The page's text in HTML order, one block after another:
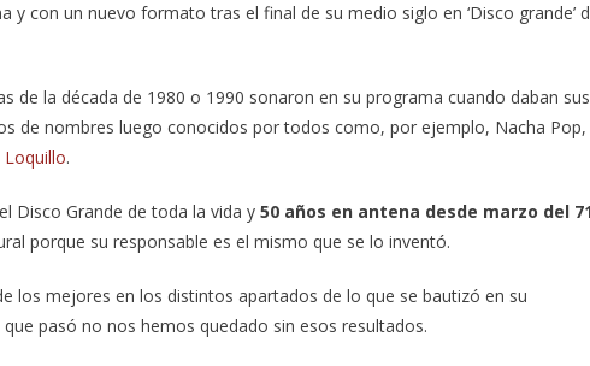
y con un nuevo formato tras el final de su medio siglo en ‘Disco grande’
de la década de 1980 o 1990 sonaron en su programa cuando daban sus
de nombres luego conocidos por todos como, por ejemplo, Nacha Pop,
Loquillo.
Disco Grande de toda la vida y 50 años en antena desde marzo del
porque su responsable es el mismo que se lo inventó.
los mejores en los distintos apartados de lo que se bautizó en su
que pasó no nos hemos quedado sin esos resultados.